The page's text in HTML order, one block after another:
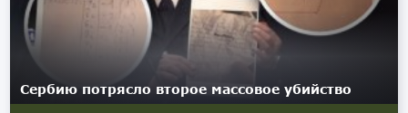
Сербию потрясло второе массовое убийство